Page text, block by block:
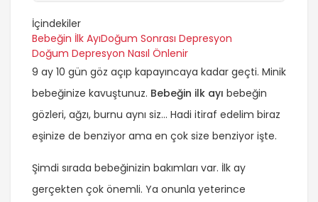
İçindekiler
Bebeğin İlk AyıDoğum Sonrası Depresyon
Doğum Depresyon Nasıl Önlenir
9 ay 10 gün göz açıp kapayıncaya kadar geçti. Minik
bebeğinize kavuştunuz. Bebeğin ilk ayı bebeğin
gözleri, ağzı, burnu aynı siz… Hadi itiraf edelim biraz
eşinize de benziyor ama en çok size benziyor işte.
Şimdi sırada bebeğinizin bakımları var. İlk ay
gerçekten çok önemli. Ya onunla yeterince